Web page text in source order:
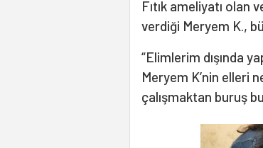
Fıtık ameliyatı
verdiği Meryem K.,
“Elimlerim dışında
Meryem K’nin elleri
çalışmaktan buruş